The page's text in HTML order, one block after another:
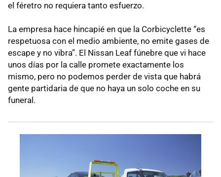
el féretro no requiera tanto esfuerzo.
La empresa hace hincapié en que la Corbicyclette “es
respetuosa con el medio ambiente, no emite gases de
escape y no vibra”. El Nissan Leaf fúnebre que vi hace
unos días por la calle promete exactamente los
mismo, pero no podemos perder de vista que habrá
gente partidaria de que no haya un solo coche en su
funeral.